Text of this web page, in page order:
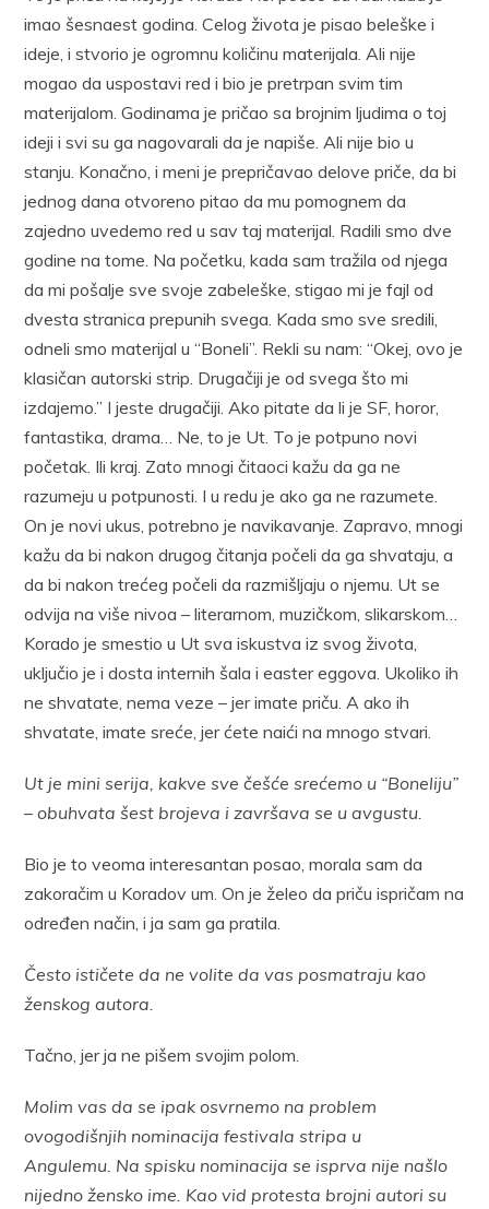
imao šesnaest godina. Celog života je pisao beleške i
ideje, i stvorio je ogromnu količinu materijala. Ali nije
mogao da uspostavi red i bio je pretrpan svim tim
materijalom. Godinama je pričao sa brojnim ljudima o toj
ideji i svi su ga nagovarali da je napiše. Ali nije bio u
stanju. Konačno, i meni je prepričavao delove priče, da bi
jednog dana otvoreno pitao da mu pomognem da
zajedno uvedemo red u sav taj materijal. Radili smo dve
godine na tome. Na početku, kada sam tražila od njega
da mi pošalje sve svoje zabeleške, stigao mi je fajl od
dvesta stranica prepunih svega. Kada smo sve sredili,
odneli smo materijal u “Boneli”. Rekli su nam: “Okej, ovo je
klasičan autorski strip. Drugačiji je od svega što mi
izdajemo.” I jeste drugačiji. Ako pitate da li je SF, horor,
fantastika, drama… Ne, to je Ut. To je potpuno novi
početak. Ili kraj. Zato mnogi čitaoci kažu da ga ne
razumeju u potpunosti. I u redu je ako ga ne razumete.
On je novi ukus, potrebno je navikavanje. Zapravo, mnogi
kažu da bi nakon drugog čitanja počeli da ga shvataju, a
da bi nakon trećeg počeli da razmišljaju o njemu. Ut se
odvija na više nivoa – literarnom, muzičkom, slikarskom…
Korado je smestio u Ut sva iskustva iz svog života,
uključio je i dosta internih šala i easter eggova. Ukoliko ih
ne shvatate, nema veze – jer imate priču. A ako ih
shvatate, imate sreće, jer ćete naići na mnogo stvari.
Ut je mini serija, kakve sve češće srećemo u “Boneliju”
– obuhvata šest brojeva i završava se u avgustu.
Bio je to veoma interesantan posao, morala sam da
zakoračim u Koradov um. On je želeo da priču ispričam na
određen način, i ja sam ga pratila.
Često ističete da ne volite da vas posmatraju kao
ženskog autora.
Tačno, jer ja ne pišem svojim polom.
Molim vas da se ipak osvrnemo na problem
ovogodišnjih nominacija festivala stripa u
Angulemu. Na spisku nominacija se isprva nije našlo
nijedno žensko ime. Kao vid protesta brojni autori su